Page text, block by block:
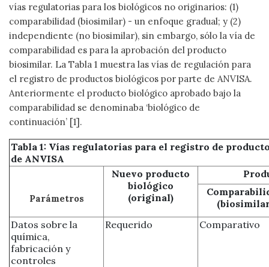
vías regulatorias para los biológicos no originarios: (1)
comparabilidad (biosimilar) - un enfoque gradual; y (2)
independiente (no biosimilar), sin embargo, sólo la vía de
comparabilidad es para la aprobación del producto
biosimilar. La Tabla 1 muestra las vías de regulación para
el registro de productos biológicos por parte de ANVISA.
Anteriormente el producto biológico aprobado bajo la
comparabilidad se denominaba ‘biológico de
continuación’ [1].
Tabla 1: Vías regulatorias para el registro de
de ANVISA
Parámetros
Nuevo producto
biológico
(original)
Datos sobre la
química,
fabricación y
controles
Requerido Comparativo